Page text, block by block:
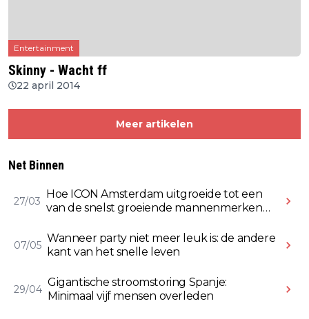
Entertainment
Skinny - Wacht ff
22 april 2014
Meer artikelen
Net Binnen
27/03
Hoe ICON Amsterdam uitgroeide tot een
van de snelst groeiende mannenmerken
07/05
Wanneer party niet meer leuk is: de andere
kant van het snelle leven
29/04
Gigantische stroomstoring Spanje:
Minimaal vijf mensen overleden